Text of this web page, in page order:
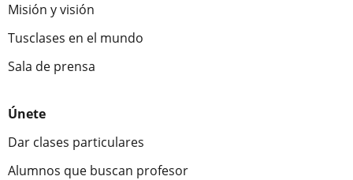
Misión y visión
Tusclases en el mundo
Sala de prensa
Únete
Dar clases particulares
Alumnos que buscan profesor